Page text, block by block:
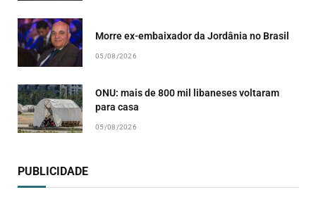
Morre ex-embaixador da Jordânia no Brasil
05/08/2026
ONU: mais de 800 mil libaneses voltaram
para casa
05/08/2026
PUBLICIDADE